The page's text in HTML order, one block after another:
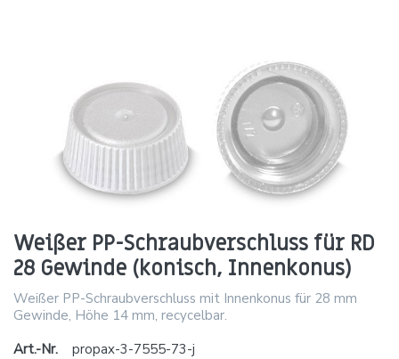
Weißer PP-Schraubverschluss für RD
28 Gewinde (konisch, Innenkonus)
Weißer PP-Schraubverschluss mit Innenkonus für 28 mm
Gewinde, Höhe 14 mm, recycelbar.
Art.-Nr.
propax-3-7555-73-j